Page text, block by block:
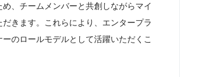
、チームメンバーと共創しながらマイ
きます。これらにより、エンタープラ
のロールモデルとして活躍いただくこ